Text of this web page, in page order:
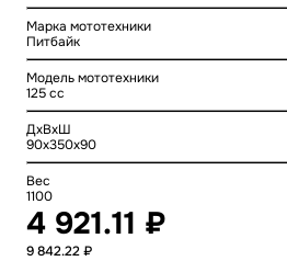
Марка мототехники
Питбайк
Модель мототехники
125 cc
ДхВхШ
90x350x90
Вес
1100
4 921.11 ₽
9 842.22 ₽